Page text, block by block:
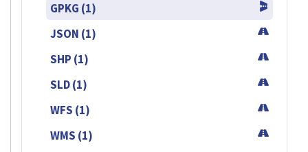
GPKG (1)
JSON (1)
SHP (1)
SLD (1)
WFS (1)
WMS (1)